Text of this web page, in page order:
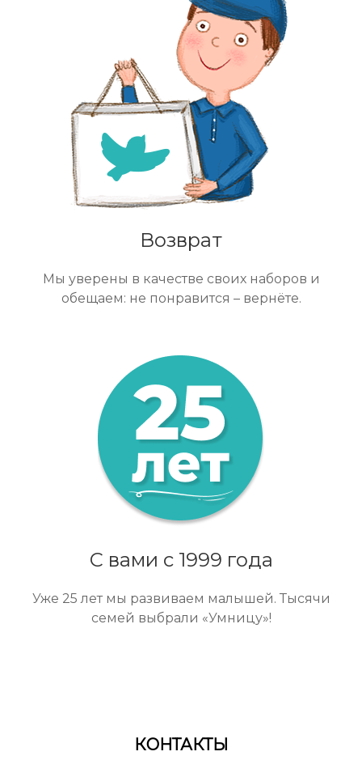
Возврат
Мы уверены в качестве своих наборов и
обещаем: не понравится – вернёте.
С вами с 1999 года
Уже 25 лет мы развиваем малышей. Тысячи
семей выбрали «Умницу»!
КОНТАКТЫ